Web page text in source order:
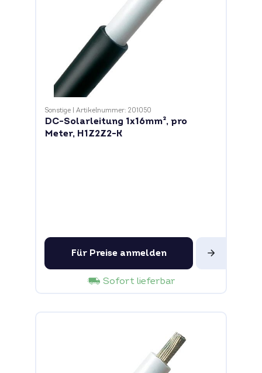
Sonstige Artikelnummer: 201050
DC-Solarleitung 1x16mm², pro
Meter, H1Z2Z2-K
Für Preise anmelden
Sofort lieferbar